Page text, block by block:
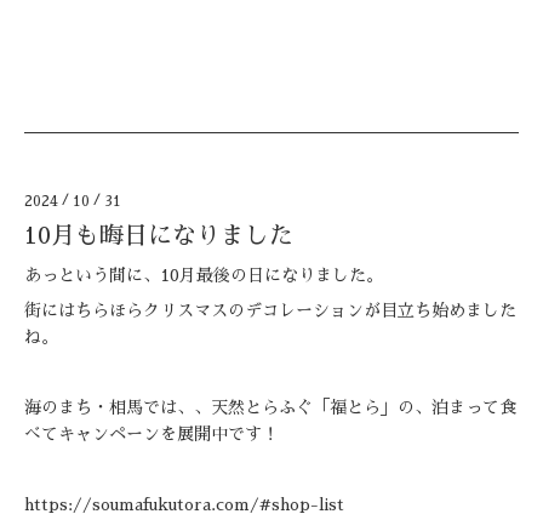
2024 / 10 / 31
10月も晦日になりました
あっという間に、10月最後の日になりました。
街にはちらほらクリスマスのデコレーションが目立ち始めました
ね。
海のまち・相馬では、、天然とらふぐ「福とら」の、泊まって食
べてキャンペーンを展開中です！
https://soumafukutora.com/#shop-list